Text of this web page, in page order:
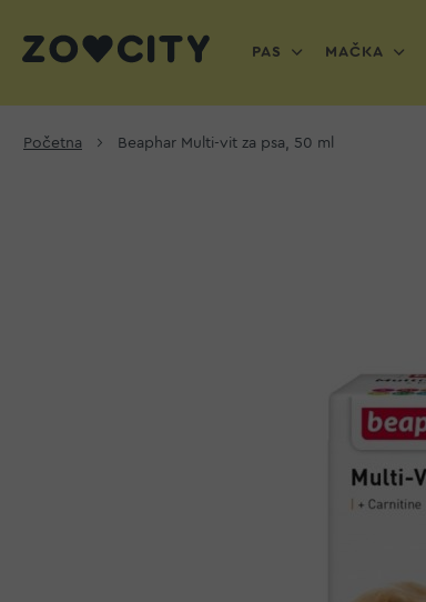
PAS MAČKA
Početna Beaphar Multi-vit za psa, 50 ml